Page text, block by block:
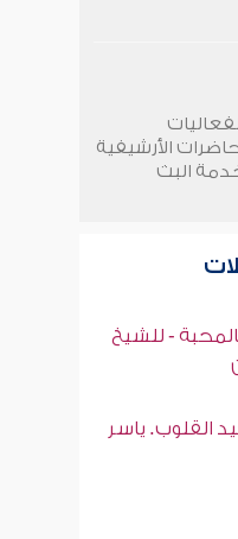
الأرشيفية
البث
- للشيخ
القلوب. ياسر